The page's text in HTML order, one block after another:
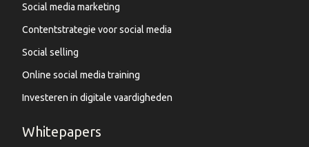
Social media marketing
Contentstrategie voor social media
Social selling
Online social media training
Investeren in digitale vaardigheden
Whitepapers